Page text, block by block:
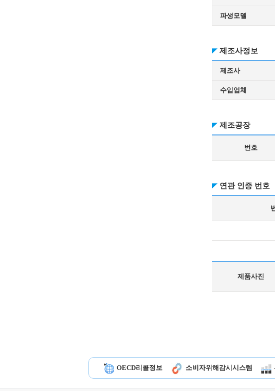
파생모델
제조사정보
제조사
수입업체
제조공장
번호
연관 인증 번호
제품사진
OECD리콜정보 소비자위해감시시스템